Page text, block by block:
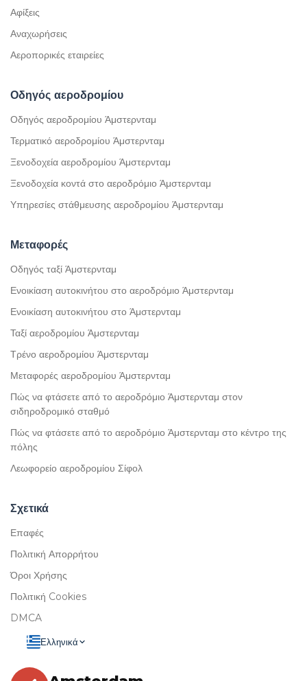
Αφίξεις
Αναχωρήσεις
Αεροπορικές εταιρείες
Οδηγός αεροδρομίου
Οδηγός αεροδρομίου Άμστερνταμ
Τερματικό αεροδρομίου Άμστερνταμ
Ξενοδοχεία αεροδρομίου Άμστερνταμ
Ξενοδοχεία κοντά στο αεροδρόμιο Άμστερνταμ
Υπηρεσίες στάθμευσης αεροδρομίου Άμστερνταμ
Μεταφορές
Οδηγός ταξί Άμστερνταμ
Ενοικίαση αυτοκινήτου στο αεροδρόμιο Άμστερνταμ
Ενοικίαση αυτοκινήτου στο Άμστερνταμ
Ταξί αεροδρομίου Άμστερνταμ
Τρένο αεροδρομίου Άμστερνταμ
Μεταφορές αεροδρομίου Άμστερνταμ
Πώς να φτάσετε από το αεροδρόμιο Άμστερνταμ στον
σιδηροδρομικό σταθμό
Πώς να φτάσετε από το αεροδρόμιο Άμστερνταμ στο κέντρο της
πόλης
Λεωφορείο αεροδρομίου Σίφολ
Σχετικά
Επαφές
Πολιτική Απορρήτου
Όροι Χρήσης
Πολιτική Cookies
DMCA
Ελληνικά